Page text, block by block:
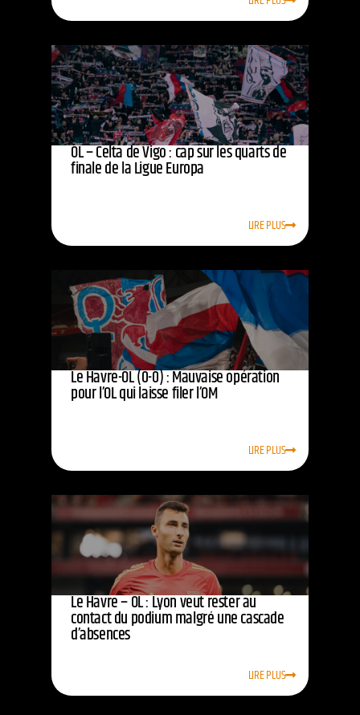
OL – Celta de Vigo : cap sur les quarts de
finale de la Ligue Europa
LIRE PLUS
Le Havre-OL (0-0) : Mauvaise opération
pour l’OL qui laisse filer l’OM
LIRE PLUS
Le Havre – OL : Lyon veut rester au
contact du podium malgré une cascade
d’absences
LIRE PLUS